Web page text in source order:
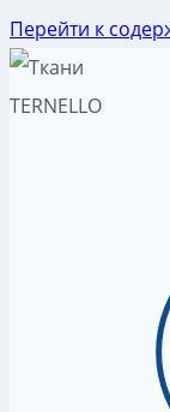
Перейти к